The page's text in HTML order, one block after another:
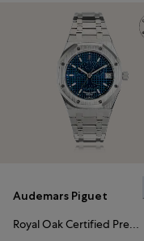
Audemars Piguet